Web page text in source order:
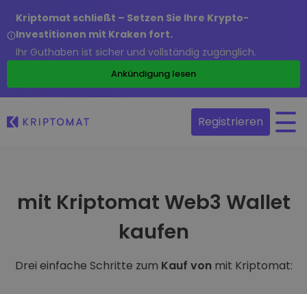
Kriptomat schließt – Setzen Sie Ihre Krypto-
Investitionen mit Kraken fort.
Ihr Guthaben ist sicher und vollständig zugänglich.
Ankündigung lesen
Registrieren
mit Kriptomat Web3 Wallet
kaufen
Drei einfache Schritte zum Kauf von mit Kriptomat: